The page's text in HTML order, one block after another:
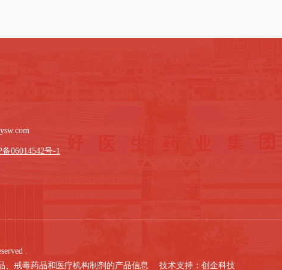
备06014542号-1
.
、戒毒药品和医疗机构制剂的产品信息 技术支持： 创企科技